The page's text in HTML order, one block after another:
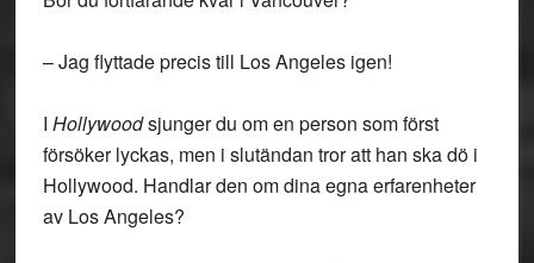
– Jag flyttade precis till Los Angeles igen!
I Hollywoodsjunger du om en person som först
försöker lyckas, men i slutändan tror att han ska dö i
Hollywood. Handlar den om dina egna erfarenheter
av Los Angeles?